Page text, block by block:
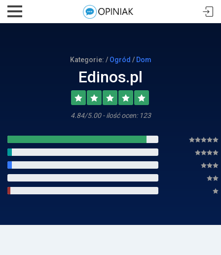
Kategorie: / Ogród / Dom
Edinos.pl
4.84/5.00 - ilość ocen: 123